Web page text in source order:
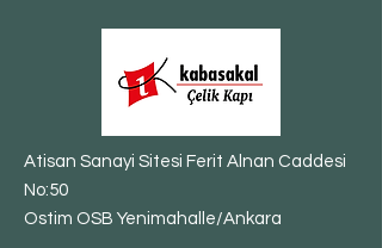
Atisan Sanayi Sitesi Ferit Alnan Caddesi
No:50
Ostim OSB Yenimahalle/Ankara